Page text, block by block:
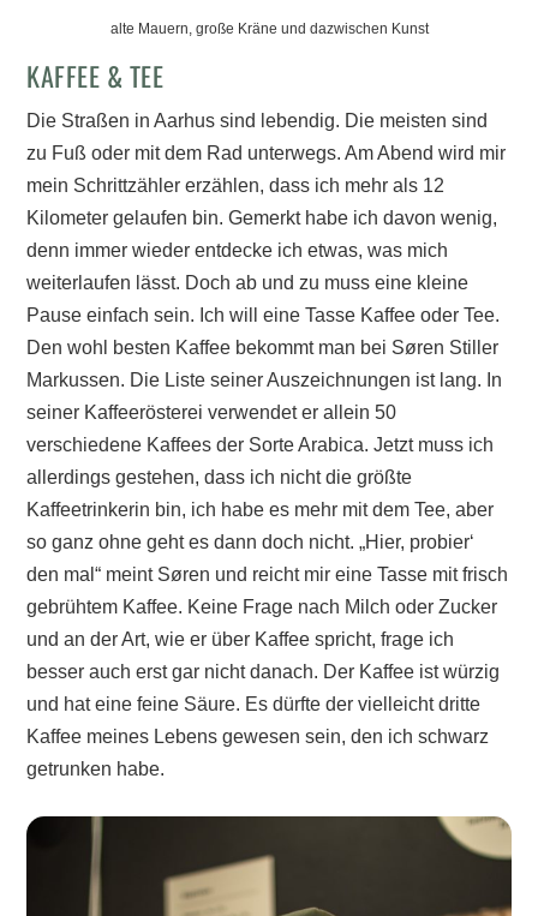
alte Mauern, große Kräne und dazwischen Kunst
KAFFEE & TEE
Die Straßen in Aarhus sind lebendig. Die meisten sind
zu Fuß oder mit dem Rad unterwegs. Am Abend wird mir
mein Schrittzähler erzählen, dass ich mehr als 12
Kilometer gelaufen bin. Gemerkt habe ich davon wenig,
denn immer wieder entdecke ich etwas, was mich
weiterlaufen lässt. Doch ab und zu muss eine kleine
Pause einfach sein. Ich will eine Tasse Kaffee oder Tee.
Den wohl besten Kaffee bekommt man bei Søren Stiller
Markussen. Die Liste seiner Auszeichnungen ist lang. In
seiner Kaffeerösterei verwendet er allein 50
verschiedene Kaffees der Sorte Arabica. Jetzt muss ich
allerdings gestehen, dass ich nicht die größte
Kaffeetrinkerin bin, ich habe es mehr mit dem Tee, aber
so ganz ohne geht es dann doch nicht. „Hier, probier‘
den mal“ meint Søren und reicht mir eine Tasse mit frisch
gebrühtem Kaffee. Keine Frage nach Milch oder Zucker
und an der Art, wie er über Kaffee spricht, frage ich
besser auch erst gar nicht danach. Der Kaffee ist würzig
und hat eine feine Säure. Es dürfte der vielleicht dritte
Kaffee meines Lebens gewesen sein, den ich schwarz
getrunken habe.